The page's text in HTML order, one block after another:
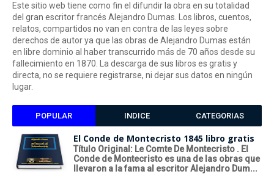
Este sitio web tiene como fin el difundir la obra en su totalidad
del gran escritor francés Alejandro Dumas. Los libros, cuentos,
relatos, compartidos no van en contra de las leyes sobre
derechos de autor ya que las obras de Alejandro Dumas están
en libre dominio al haber transcurrido más de 70 años desde su
fallecimiento en 1870. La descarga de sus libros es gratis y
directa, no se requiere registrarse, ni dejar sus datos en ningún
lugar.
POPULAR INDICE CATEGORIAS
El Conde de Montecristo 1845 libro gratis
Título Original: Le Comte De Montecristo . El
Conde de Montecristo es una de las obras que
llevaron a la fama al escritor Alejandro Dum...